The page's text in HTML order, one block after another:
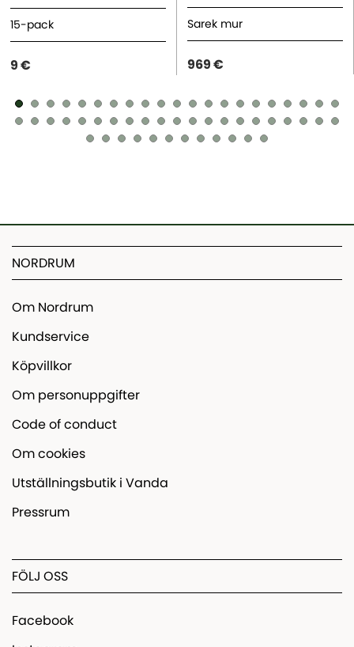
15-pack
9 €
Sarek mur
969 €
NORDRUM
Om Nordrum
Kundservice
Köpvillkor
Om personuppgifter
Code of conduct
Om cookies
Utställningsbutik i Vanda
Pressrum
FÖLJ OSS
Facebook